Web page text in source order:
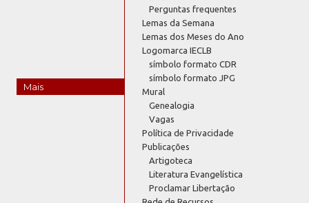
Mais
Perguntas frequentes
Lemas da Semana
Lemas dos Meses do Ano
Logomarca IECLB
símbolo formato CDR
símbolo formato JPG
Mural
Genealogia
Vagas
Política de Privacidade
Publicações
Artigoteca
Literatura Evangelística
Proclamar Libertação